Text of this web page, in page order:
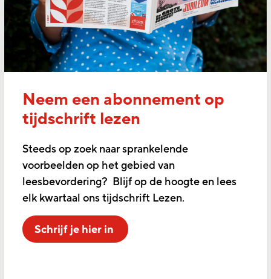
Neem een abonnement op
tijdschrift lezen
Steeds op zoek naar sprankelende
voorbeelden op het gebied van
leesbevordering? Blijf op de hoogte en lees
elk kwartaal ons tijdschrift Lezen.
Schrijf je hier in